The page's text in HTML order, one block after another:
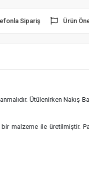
Sipariş Ürün
Ütülenirken Nakış-
malzeme ile üretilmiştir.